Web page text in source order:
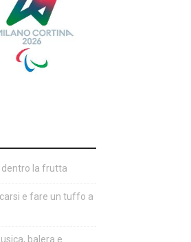
dentro la frutta
e fare un tuffo a
balera e